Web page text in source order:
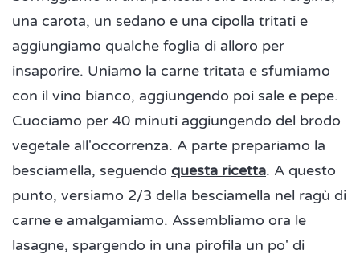
una carota, un sedano e una cipolla tritati e
aggiungiamo qualche foglia di alloro per
insaporire. Uniamo la carne tritata e sfumiamo
con il vino bianco, aggiungendo poi sale e pepe.
Cuociamo per 40 minuti aggiungendo del brodo
vegetale all'occorrenza. A parte prepariamo la
besciamella, seguendo questa ricetta. A questo
punto, versiamo 2/3 della besciamella nel ragù di
carne e amalgamiamo. Assembliamo ora le
lasagne, spargendo in una pirofila un po' di